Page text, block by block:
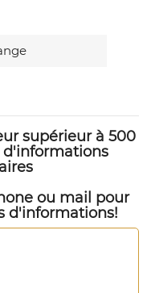
supérieur à 500
d'informations
ou mail pour
d'informations!